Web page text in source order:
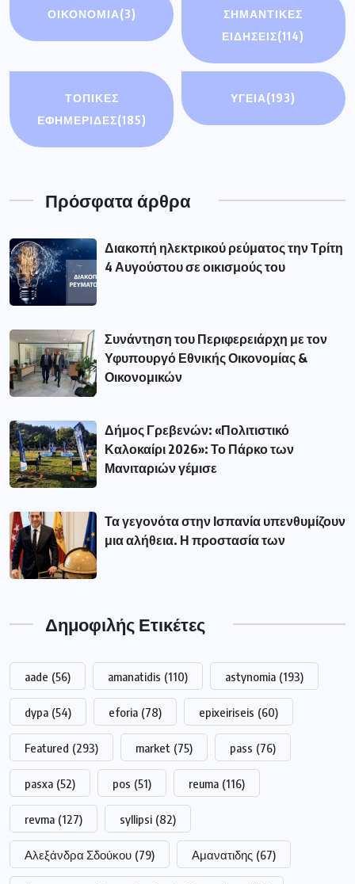
ΟΙΚΟΝΟΜΊΑ(3)
ΣΗΜΑΝΤΙΚΈΣ
ΕΙΔΉΣΕΙΣ(114)
ΤΟΠΙΚΕΣ
ΕΦΗΜΕΡΙΔΕΣ(185)
ΥΓΕΙΑ(193)
Πρόσφατα άρθρα
Διακοπή ηλεκτρικού ρεύματος την Τρίτη
4 Αυγούστου σε οικισμούς του
Συνάντηση του Περιφερειάρχη με τον
Υφυπουργό Εθνικής Οικονομίας &
Οικονομικών
Δήμος Γρεβενών: «Πολιτιστικό
Καλοκαίρι 2026»: Το Πάρκο των
Μανιταριών γέμισε
Τα γεγονότα στην Ισπανία υπενθυμίζουν
μια αλήθεια. Η προστασία των
Δημοφιλής Ετικέτες
aade (56) amanatidis (110) astynomia (193)
dypa (54) eforia (78) epixeiriseis (60)
Featured (293) market (75) pass (76)
pasxa (52) pos (51) reuma (116)
revma (127) syllipsi (82)
Αλεξάνδρα Σδούκου (79) Αμανατιδης (67)